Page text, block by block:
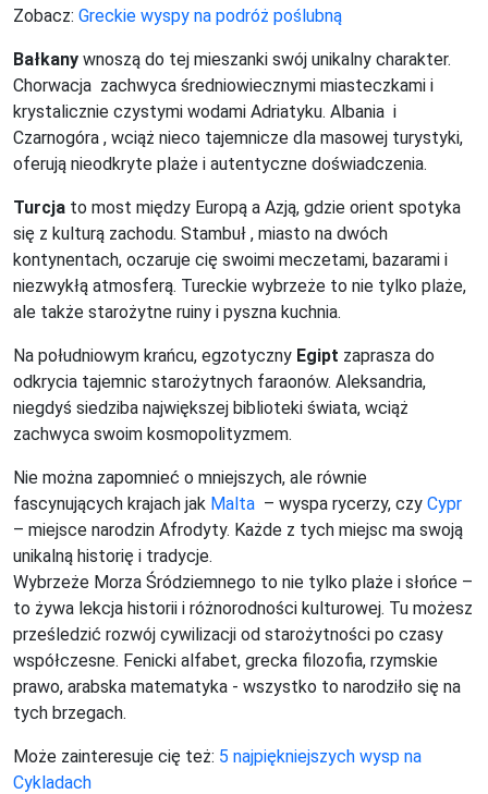
Zobacz: Greckie wyspy na podróż poślubną
Bałkany wnoszą do tej mieszanki swój unikalny charakter.
Chorwacja zachwyca średniowiecznymi miasteczkami i
krystalicznie czystymi wodami Adriatyku. Albania i
Czarnogóra , wciąż nieco tajemnicze dla masowej turystyki,
oferują nieodkryte plaże i autentyczne doświadczenia.
Turcja to most między Europą a Azją, gdzie orient spotyka
się z kulturą zachodu. Stambuł , miasto na dwóch
kontynentach, oczaruje cię swoimi meczetami, bazarami i
niezwykłą atmosferą. Tureckie wybrzeże to nie tylko plaże,
ale także starożytne ruiny i pyszna kuchnia.
Na południowym krańcu, egzotyczny Egipt zaprasza do
odkrycia tajemnic starożytnych faraonów. Aleksandria,
niegdyś siedziba największej biblioteki świata, wciąż
zachwyca swoim kosmopolityzmem.
Nie można zapomnieć o mniejszych, ale równie
fascynujących krajach jak Malta – wyspa rycerzy, czy Cypr
– miejsce narodzin Afrodyty. Każde z tych miejsc ma swoją
unikalną historię i tradycje.
Wybrzeże Morza Śródziemnego to nie tylko plaże i słońce –
to żywa lekcja historii i różnorodności kulturowej. Tu możesz
prześledzić rozwój cywilizacji od starożytności po czasy
współczesne. Fenicki alfabet, grecka filozofia, rzymskie
prawo, arabska matematyka - wszystko to narodziło się na
tych brzegach.
Może zainteresuje cię też: 5 najpiękniejszych wysp na
Cykladach